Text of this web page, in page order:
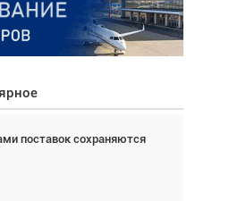
поставок сохраняются
вертолётов и БПЛА в